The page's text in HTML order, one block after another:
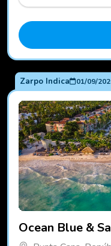
Zarpo Indica 01/09/
Ocean Blue &